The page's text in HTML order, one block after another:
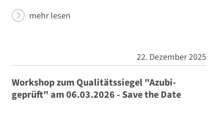
mehr lesen
22. Dezember 2025
Workshop zum Qualitätssiegel "Azubi-
geprüft" am 06.03.2026 - Save the Date